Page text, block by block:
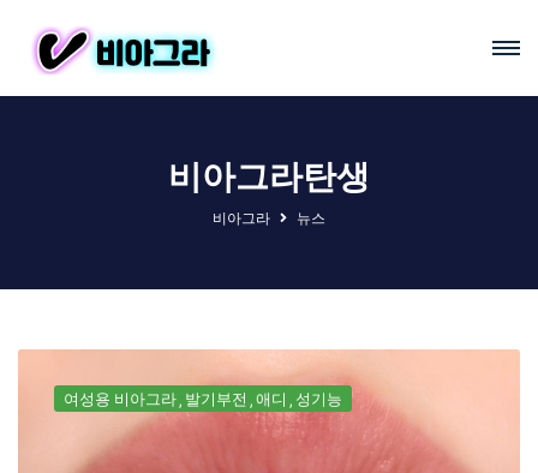
비아그라탄생
비아그라 뉴스
여성용 비아그라 발기부전 애디 성기능